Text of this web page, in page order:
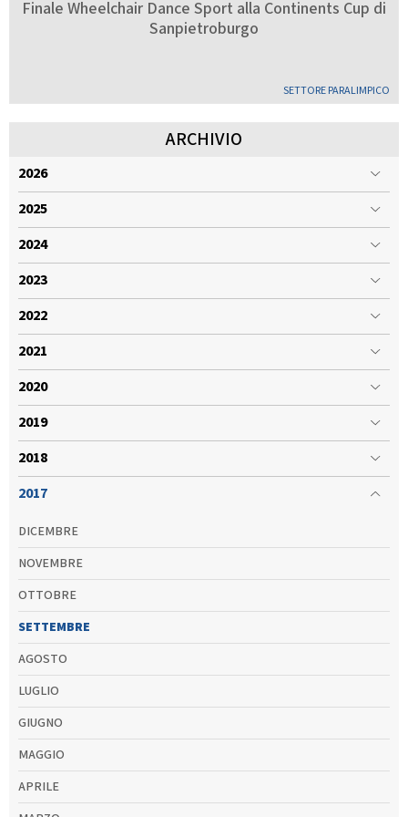
GARE
Formazione Albo Soci
SETTORE PARALIMPICO
Finale Wheelchair Dance Sport alla Continents Cup di
Sanpietroburgo
ARCHIVIO
2026
2025
2024
2023
2022
2021
2020
2019
2018
2017
DICEMBRE
NOVEMBRE
OTTOBRE
SETTEMBRE
AGOSTO
LUGLIO
GIUGNO
MAGGIO
APRILE